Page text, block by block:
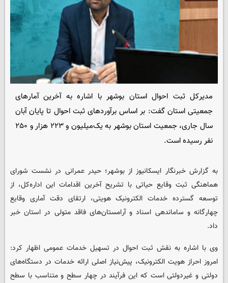
مدیرکل ثبت احوال استان بوشهر با اشاره به آخرین آمارهای
جمعیتی استان گفت: بر اساس برآوردهای ثبت احوال تا پایان آبان
سال جاری، جمعیت استان بوشهر به یک‌میلیون و ۲۲۳ هزار و ۲۵۰
نفر رسیده است.
به گزارش خبرنگار ایسکانیوزاز بوشهر؛ حیدر عمرانی در نشست شورای
هماهنگی ثبت وقایع حیاتی با تشریح آخرین اقدامات این اداره‌کل، از
توسعه گسترده خدمات الکترونیک هویتی، ارتقای دقت آماری وقایع
چهارگانه و ساماندهی اسناد و آرامستان‌های فاقد متولی در استان خبر
داد.
وی با اشاره به نقش ثبت احوال در تسهیل خدمات عمومی اظهار کرد:
امروز احراز هویت الکترونیک، پیش‌نیاز اصلی ارائه خدمات در دستگاه‌های
دولتی و غیردولتی است که این فرآیند در چهار سطح و متناسب با سطح